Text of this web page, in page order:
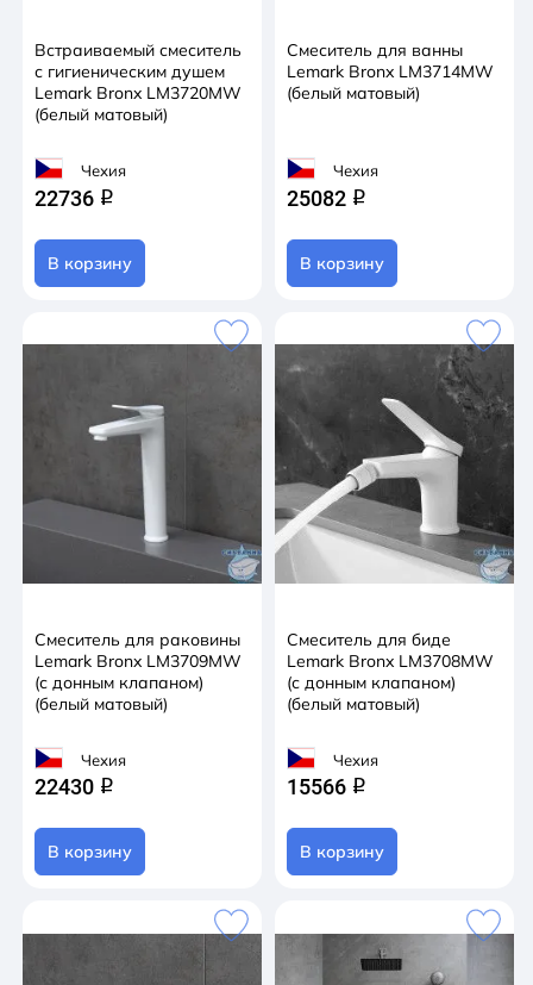
Встраиваемый смеситель
с гигиеническим душем
Lemark Bronx LM3720MW
(белый матовый)
Чехия
22736 q
В корзину
Смеситель для ванны
Lemark Bronx LM3714MW
(белый матовый)
Чехия
25082 q
В корзину
Смеситель для раковины
Lemark Bronx LM3709MW
(с донным клапаном)
(белый матовый)
Чехия
22430 q
В корзину
Смеситель для биде
Lemark Bronx LM3708MW
(с донным клапаном)
(белый матовый)
Чехия
15566 q
В корзину